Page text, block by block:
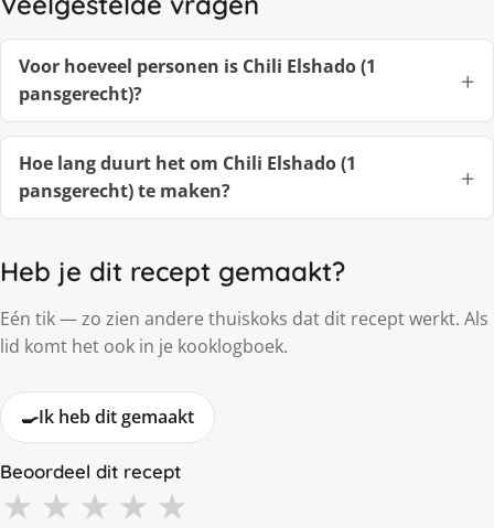
Voor hoeveel personen is Chili Elshado (1
pansgerecht)?
Hoe lang duurt het om Chili Elshado (1
pansgerecht) te maken?
Heb je dit recept gemaakt?
Eén tik — zo zien andere thuiskoks dat dit recept werkt. Als
lid komt het ook in je kooklogboek.
🍳Ik heb dit gemaakt
Beoordeel dit recept
★ ★ ★ ★ ★